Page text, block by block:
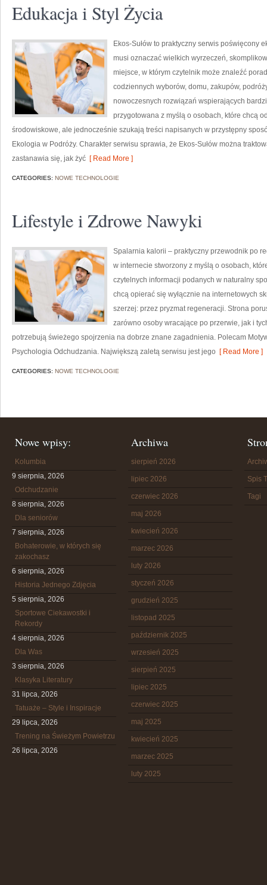
Edukacja i Styl Życia
Ekos-Sułów to praktyczny serwis poświęcony
musi oznaczać wielkich wyrzeczeń,
miejsce, w którym czytelnik może znaleźć
codziennych wyborów, domu, zakupów,
nowoczesnych rozwiązań wspierających
przygotowana z myślą o osobach, które chcą
środowiskowe, ale jednocześnie szukają treści napisanych w przystępny
Ekologia w Podróży. Charakter serwisu sprawia, że Ekos-Sułów można
zastanawia się, jak żyć [ Read More ]
CATEGORIES: NOWE TECHNOLOGIE
Lifestyle i Zdrowe Nawyki
Spalarnia kalorii – praktyczny przewodnik po
w internecie stworzony z myślą o osobach,
czytelnych informacji podanych w naturalny
chcą opierać się wyłącznie na internetowych
szerzej: przez pryzmat regeneracji. Strona
zarówno osoby wracające po przerwie, jak i
potrzebują świeżego spojrzenia na dobrze znane zagadnienia. Polecam
Psychologia Odchudzania. Największą zaletą serwisu jest jego [ Read More ]
CATEGORIES: NOWE TECHNOLOGIE
Nowe wpisy:
Kolumbia
9 sierpnia, 2026
Odchudzanie
8 sierpnia, 2026
Dla seniorów
7 sierpnia, 2026
Bohaterowie, w których się
zakochasz
6 sierpnia, 2026
Historia Jednego Zdjęcia
5 sierpnia, 2026
Sportowe Ciekawostki i
Rekordy
4 sierpnia, 2026
Dla Was
3 sierpnia, 2026
Klasyka Literatury
31 lipca, 2026
Tatuaże – Style i Inspiracje
29 lipca, 2026
Trening na Świeżym Powietrzu
26 lipca, 2026
Archiwa
sierpień 2026
lipiec 2026
czerwiec 2026
maj 2026
kwiecień 2026
marzec 2026
luty 2026
styczeń 2026
grudzień 2025
listopad 2025
październik 2025
wrzesień 2025
sierpień 2025
lipiec 2025
czerwiec 2025
maj 2025
kwiecień 2025
marzec 2025
luty 2025
Spis
Tagi